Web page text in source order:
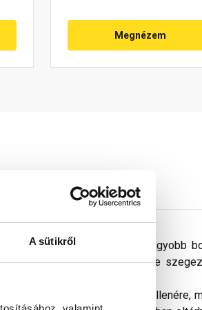
A sütikről
Megnézem
beengedi, a madarak, nagyobb
rugalmas műanyag, rögzítése
megjelenítését. Ennek ellenére,